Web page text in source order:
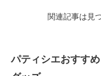
関連記事は見
パティシエおすす